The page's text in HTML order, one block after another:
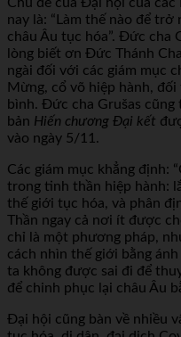
nay là: “Làm thế nào để
châu Âu tục hóa”. Đức cha
lòng biết ơn Đức Thánh
ngài đối với các giám mục
Mừng, cổ võ hiệp hành,
bình. Đức cha Grušas
bản Hiến chương Đại kết
vào ngày 5/11.
Các giám mục khẳng định:
trong tinh thần hiệp hành:
thế giới tục hóa, và phân
Thần ngay cả nơi ít được
chỉ là một phương pháp,
cách nhìn thế giới bằng
ta không được sai đi để
để chinh phục lại châu Âu
Đại hội cũng bàn về nhiều